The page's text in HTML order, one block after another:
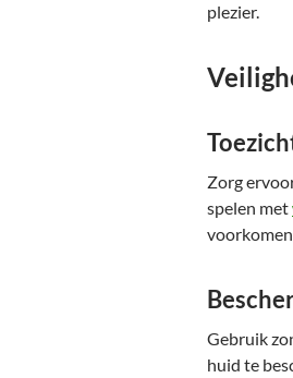
plezier.
Zorg
spelen met
Gebruik
huid te